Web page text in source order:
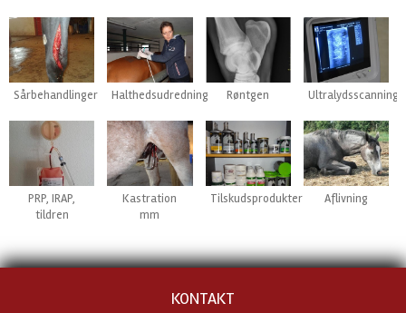
Sårbehandlinger Halthedsudredning Røntgen Ultralydsscanning
PRP, IRAP,
tildren
Kastration
mm
Tilskudsprodukter Aflivning
KONTAKT